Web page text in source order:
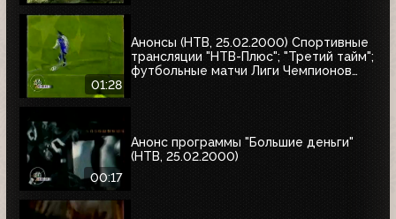
01:28
Анонсы (НТВ, 25.02.2000) Спортивные
трансляции "НТВ-Плюс"; "Третий тайм";
футбольные матчи Лиги Чемпионов
00:17
Анонс программы "Большие деньги"
(НТВ, 25.02.2000)